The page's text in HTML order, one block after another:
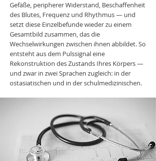
Gefäße, peripherer Widerstand, Beschaffenheit
des Blutes, Frequenz und Rhythmus — und
setzt diese Einzelbefunde wieder zu einem
Gesamtbild zusammen, das die
Wechselwirkungen zwischen ihnen abbildet. So
entsteht aus dem Pulssignal eine
Rekonstruktion des Zustands Ihres Körpers —
und zwar in zwei Sprachen zugleich: in der
ostasiatischen und in der schulmedizinischen.